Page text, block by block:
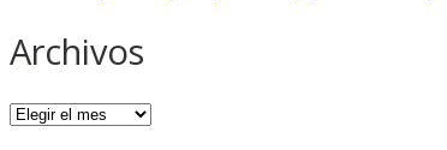
Archivos
Archivos